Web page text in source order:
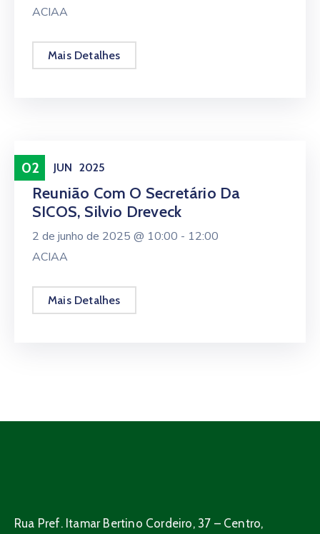
ACIAA
Mais Detalhes
02 JUN 2025
Reunião Com O Secretário Da
SICOS, Silvio Dreveck
2 de junho de 2025 @ 10:00 - 12:00
ACIAA
Mais Detalhes
Rua Pref. Itamar Bertino Cordeiro, 37 – Centro,